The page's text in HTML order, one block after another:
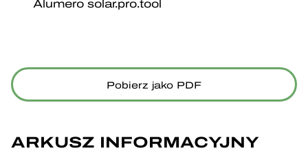
Alumero solar.pro.tool
Pobierz jako PDF
ARKUSZ INFORMACYJNY